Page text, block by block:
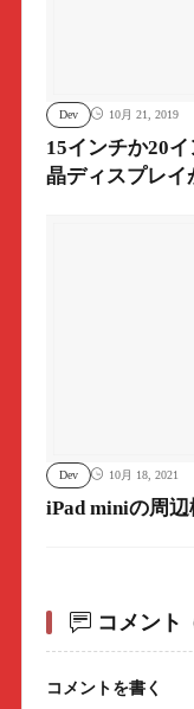
Dev 10月 21, 2019
15インチか20
晶ディスプレイ
Dev 10月 18, 2021
iPad miniの周
コメント
コメントを書く